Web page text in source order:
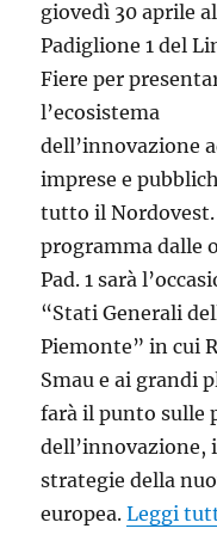
giovedì 30 aprile al
Padiglione 1 del
Fiere per
l’ecosistema
dell’innovazione
imprese e
tutto il
programma dalle
Pad. 1 sarà
“Stati Generali
Piemonte” in cui
Smau e ai grandi
farà il punto sulle
strategie della
europea.Leggi